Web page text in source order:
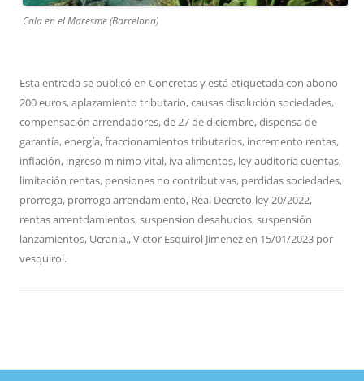
Cala en el Maresme (Barcelona)
Esta entrada se publicó en Concretasy está etiquetada con abono
200 euros,aplazamiento tributario,causas disolución sociedades,
compensación arrendadores,de 27 de diciembre,dispensa de
garantía,energía,fraccionamientos tributarios, incremento rentas,
inflación, ingreso minimo vital, iva alimentos, ley auditoría cuentas,
limitación rentas, pensiones no contributivas, perdidas sociedades,
prorroga, prorroga arrendamiento, Real Decreto-ley 20/2022,
rentas arrentdamientos,suspension desahucios,suspensión
lanzamientos, Ucrania.,Victor Esquirol Jimenezen 15/01/2023 por
vesquirol.